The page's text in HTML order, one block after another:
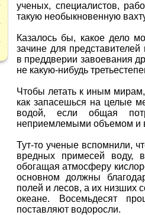
ученых, специалистов,
такую необыкновенную
Казалось бы, какое дело
зачине для
в преддверии завоевания
не какую-нибудь
Чтобы летать к иным
как запасешься на целые
водой, если общая
неприемлемыми объемом и
Тут-то ученые вспомнили,
вредных примесей воду,
обогащая атмосферу
основном должны
полей и лесов, а их низших
океане. Восемьдесят
поставляют водоросли.